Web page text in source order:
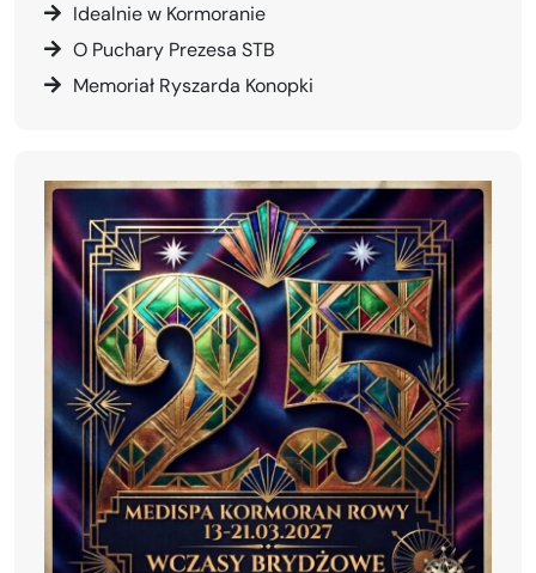
Idealnie w Kormoranie
O Puchary Prezesa STB
Memoriał Ryszarda Konopki